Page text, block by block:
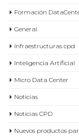
Formación
General
Infraestructuras cpd
Inteligencia Artificial
Micro Data Center
Noticias
Noticias CPD
Nuevos productos